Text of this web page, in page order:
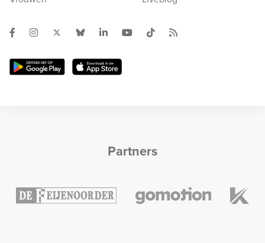
Partners